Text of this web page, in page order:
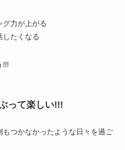
力が上がる
たくなる
!!!
って楽しい!!!
もつかなかったような日々を過ご